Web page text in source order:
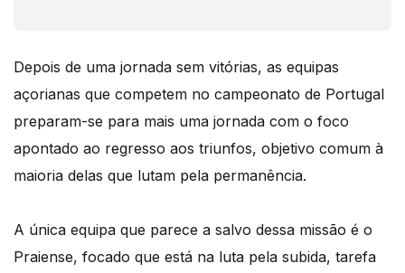
Depois de uma jornada sem vitórias, as equipas
açorianas que competem no campeonato de Portugal
preparam-se para mais uma jornada com o foco
apontado ao regresso aos triunfos, objetivo comum à
maioria delas que lutam pela permanência.
A única equipa que parece a salvo dessa missão é o
Praiense, focado que está na luta pela subida, tarefa